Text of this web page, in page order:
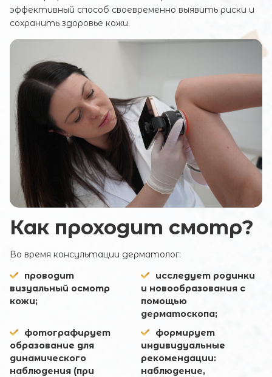
эффективный способ своевременно выявить риски и
сохранить здоровье кожи.
Как проходит смотр?
Во время консультации дерматолог:
проводит
визуальный осмотр
кожи;
исследует родинки
и новообразования с
помощью
дерматоскопа;
фотографирует
образование для
динамического
наблюдения (при
формирует
индивидуальные
рекомендации:
наблюдение,
Запись онлайн
Имя и Фамилия
Ваш e-mail
Комментарий
ОТПРАВИТЬ